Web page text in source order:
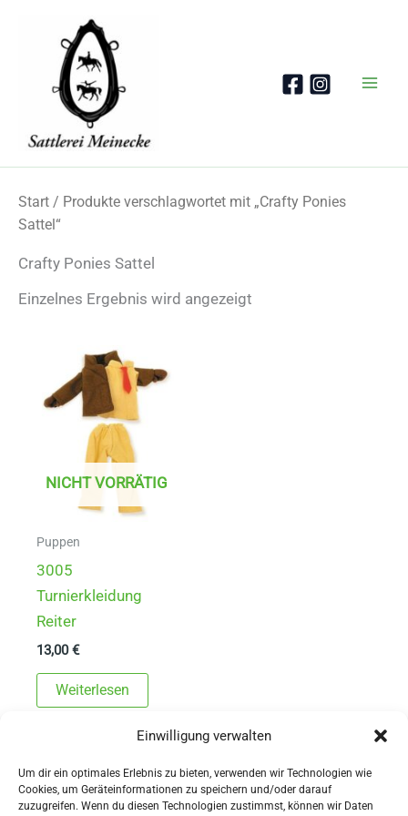
Einwilligung verwalten
Um dir ein optimales Erlebnis zu bieten, verwenden wir Technologien wie
Cookies, um Geräteinformationen zu speichern und/oder darauf
zuzugreifen. Wenn du diesen Technologien zustimmst, können wir Daten
Start / Produkte verschlagwortet mit „Crafty Ponies
Sattel“
Crafty Ponies Sattel
Einzelnes Ergebnis wird angezeigt
NICHT VORRÄTIG
Puppen
3005
Turnierkleidung
Reiter
13,00€
Weiterlesen